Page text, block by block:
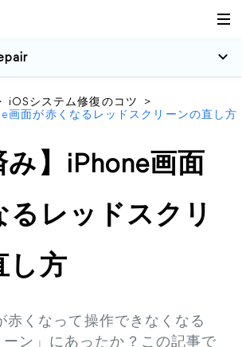
iOSシステム修復のコツ
>
画面が赤くなるレッドスクリーンの直し方
み】iPhone画面
るレッドスクリ
し方
赤くなって操作できなくなる
ーン」にあったか？この記事で